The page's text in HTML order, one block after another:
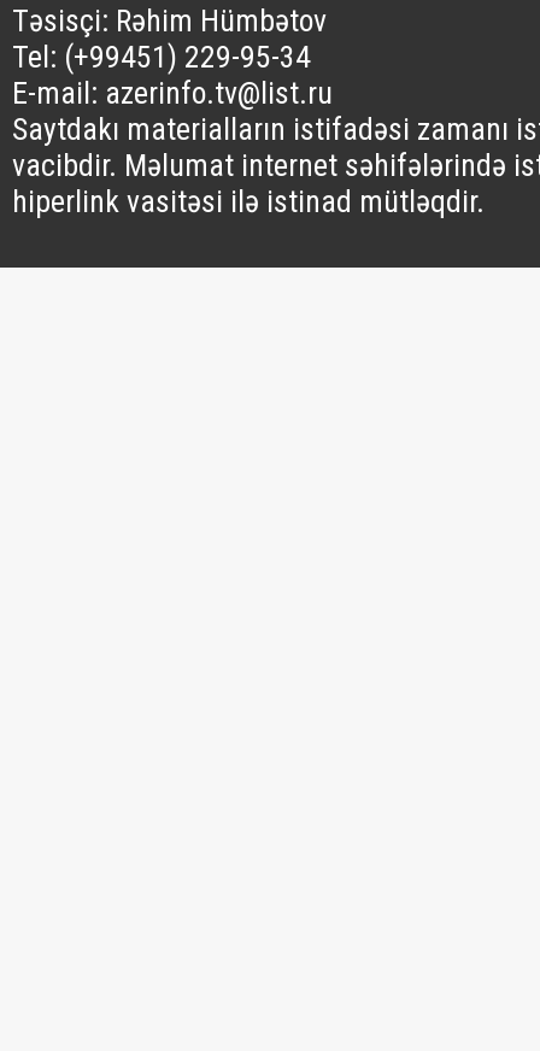
Təsisçi: Rəhim Hümbətov
Tel: (+99451) 229-95-34
E-mail: azerinfo.tv@list.ru
Saytdakı materialların istifadəsi zamanı
vacibdir. Məlumat internet səhifələrində
hiperlink vasitəsi ilə istinad mütləqdir.